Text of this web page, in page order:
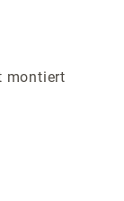
montiert